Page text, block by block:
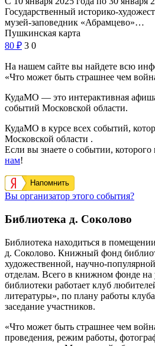
Государственный историко-
музей-заповедник «Абрамцево»…
Пушкинская карта
80 ₽ 3 0
На нашем сайте вы найдете всю
«Что может быть страшнее чем
КудаМО — это интерактивная
событий Московской области.
КудаМО в курсе всех событий,
Московской области .
Если вы знаете о событии, которого
нам!
Напомнить
Вы организатор этого события?
Библиотека д. Соколово
Библиотека находиться в
д. Соколово. Книжный фонд
художественной, научно-
отделам. Всего в книжном фонде на
библиотеки работает клуб
литературы», по плану работы
заседание участников.
«Что может быть страшнее чем
проведения, режим работы,